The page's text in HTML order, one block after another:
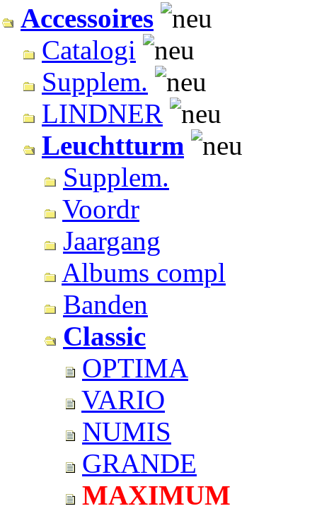
Accessoires
Catalogi
Supplem.
LINDNER
Leuchtturm
Supplem.
Voordr
Jaargang
Albums compl
Banden
Classic
OPTIMA
VARIO
NUMIS
GRANDE
MAXIMUM